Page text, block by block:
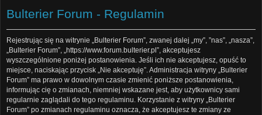
Bulterier Forum - Regulamin
Rejestrując się na witrynie „Bulterier Forum”, zwanej dalej „my”, ”nas”, „nasza”,
„Bulterier Forum”, „https://www.forum.bulterier.pl”, akceptujesz
wyszczególnione poniżej postanowienia. Jeśli ich nie akceptujesz, opuść to
miejsce, naciskając przycisk „Nie akceptuję”. Administracja witryny „Bulterier
Forum” ma prawo w dowolnym czasie zmienić poniższe postanowienia,
informując cię o zmianach, niemniej wskazane jest, aby użytkownicy sami
regularnie zaglądali do tego regulaminu. Korzystanie z witryny „Bulterier
Forum” po zmianach regulaminu oznacza, że akceptujesz te zmiany ze